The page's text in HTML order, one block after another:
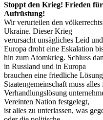
Stoppt den Krieg! Frieden
Aufrüstung!
Wir verurteilen den
Ukraine. Dieser Krieg
verursacht unsägliches Leid
Europa droht eine Eskalation
hin zum Atomkrieg. Schluss
in Russland und in Europa
brauchen eine friedliche
Staatengemeinschaft muss alles
Verhandlungslösung
Vereinten Nation festgelegt,
ist alles zu unterlassen, was